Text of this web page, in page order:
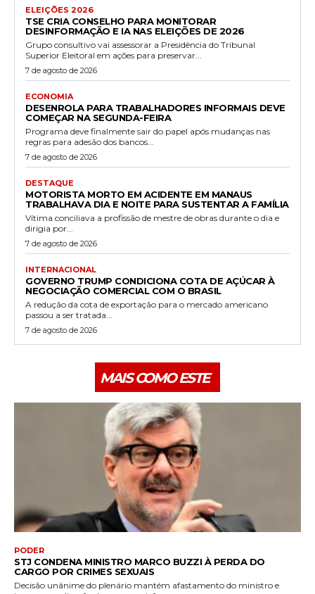
ELEIÇÕES 2026
TSE CRIA CONSELHO PARA MONITORAR
DESINFORMAÇÃO E IA NAS ELEIÇÕES DE 2026
Grupo consultivo vai assessorar a Presidência do Tribunal
Superior Eleitoral em ações para preservar...
7 de agosto de 2026
ECONOMIA
DESENROLA PARA TRABALHADORES INFORMAIS DEVE
COMEÇAR NA SEGUNDA-FEIRA
Programa deve finalmente sair do papel após mudanças nas
regras para adesão dos bancos...
7 de agosto de 2026
DESTAQUE
MOTORISTA MORTO EM ACIDENTE EM MANAUS
TRABALHAVA DIA E NOITE PARA SUSTENTAR A FAMÍLIA
Vítima conciliava a profissão de mestre de obras durante o dia e
dirigia por...
7 de agosto de 2026
INTERNACIONAL
GOVERNO TRUMP CONDICIONA COTA DE AÇÚCAR À
NEGOCIAÇÃO COMERCIAL COM O BRASIL
A redução da cota de exportação para o mercado americano
passou a ser tratada...
7 de agosto de 2026
MAIS COMO ESTE
PODER
STJ CONDENA MINISTRO MARCO BUZZI À PERDA DO
CARGO POR CRIMES SEXUAIS
Decisão unânime do plenário mantém afastamento do ministro e